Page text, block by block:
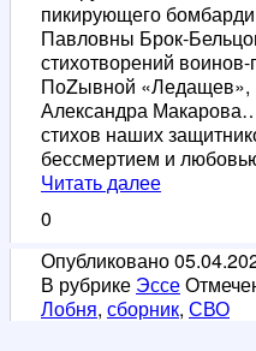
пикирующего
Павловны Брок-
стихотворений
ПоZывной «Ледащев»,
Александра
стихов наших
бессмертием и
Читать далееМы
0
Опубликовано
В рубрике Эссе
Лобня, сборник, СВО